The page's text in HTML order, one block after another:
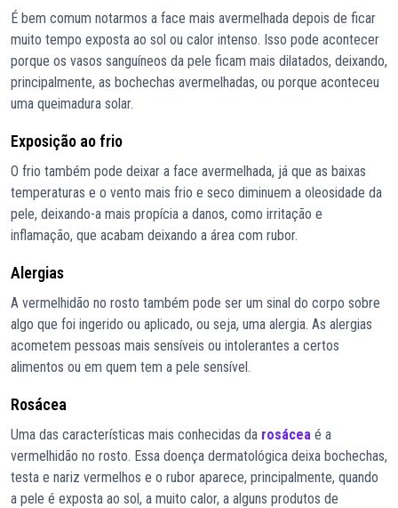
É bem comum notarmos a face mais avermelhada depois de ficar
muito tempo exposta ao sol ou calor intenso. Isso pode acontecer
porque os vasos sanguíneos da pele ficam mais dilatados, deixando,
principalmente, as bochechas avermelhadas, ou porque aconteceu
uma queimadura solar.
Exposição ao frio
O frio também pode deixar a face avermelhada, já que as baixas
temperaturas e o vento mais frio e seco diminuem a oleosidade da
pele, deixando-a mais propícia a danos, como irritação e
inflamação, que acabam deixando a área com rubor.
Alergias
A vermelhidão no rosto também pode ser um sinal do corpo sobre
algo que foi ingerido ou aplicado, ou seja, uma alergia. As alergias
acometem pessoas mais sensíveis ou intolerantes a certos
alimentos ou em quem tem a pele sensível.
Rosácea
Uma das características mais conhecidas da rosácea é a
vermelhidão no rosto. Essa doença dermatológica deixa bochechas,
testa e nariz vermelhos e o rubor aparece, principalmente, quando
a pele é exposta ao sol, a muito calor, a alguns produtos de